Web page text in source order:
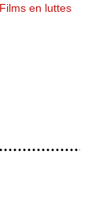
Films en luttes